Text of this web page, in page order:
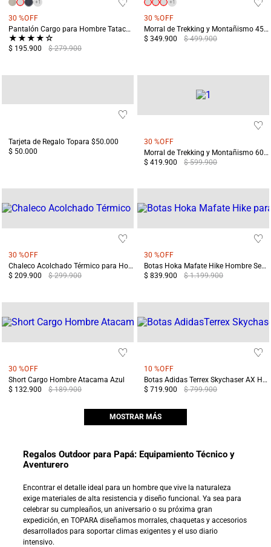
+1
30 %OFF
Pantalón Cargo para Hombre Tatacoa Azul
★★★★☆
$ 195.900 $ 279.900
+1
30 %OFF
Morral de Trekking y Montañismo 45L Machu Pichu Verde
$ 349.900
$ 499.900
Tarjeta de Regalo Topara $50.000
$ 50.000
30 %OFF
Morral de Trekking y Montañismo 60L Machu Pichu Verde
$ 419.900
$ 599.900
30 %OFF
Chaleco Acolchado Térmico para Hombre Manzanares Azul
$ 209.900
$ 299.900
30 %OFF
Botas Hoka Mafate Hike Hombre Senderismo Negras
$ 839.900
$ 1.199.900
30 %OFF
Short Cargo Hombre Atacama Azul
$ 132.900
$ 189.900
10 %OFF
Botas Adidas Terrex Skychaser AX Hombre Gris/Negro
$ 719.900
$ 799.900
MOSTRAR MÁS
Regalos Outdoor para Papá: Equipamiento Técnico y
Aventurero
Encontrar el detalle ideal para un hombre que vive la naturaleza
exige materiales de alta resistencia y diseño funcional. Ya sea para
celebrar su cumpleaños, un aniversario o su próxima gran
expedición, en TOPARA diseñamos morrales, chaquetas y accesorios
desarrollados para soportar climas exigentes y el uso diario
intensivo.